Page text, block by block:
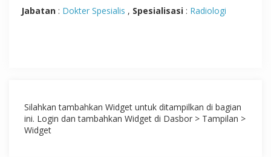
Jabatan : Dokter Spesialis , Spesialisasi : Radiologi
Silahkan tambahkan Widget untuk ditampilkan di bagian
ini. Login dan tambahkan Widget di Dasbor > Tampilan >
Widget